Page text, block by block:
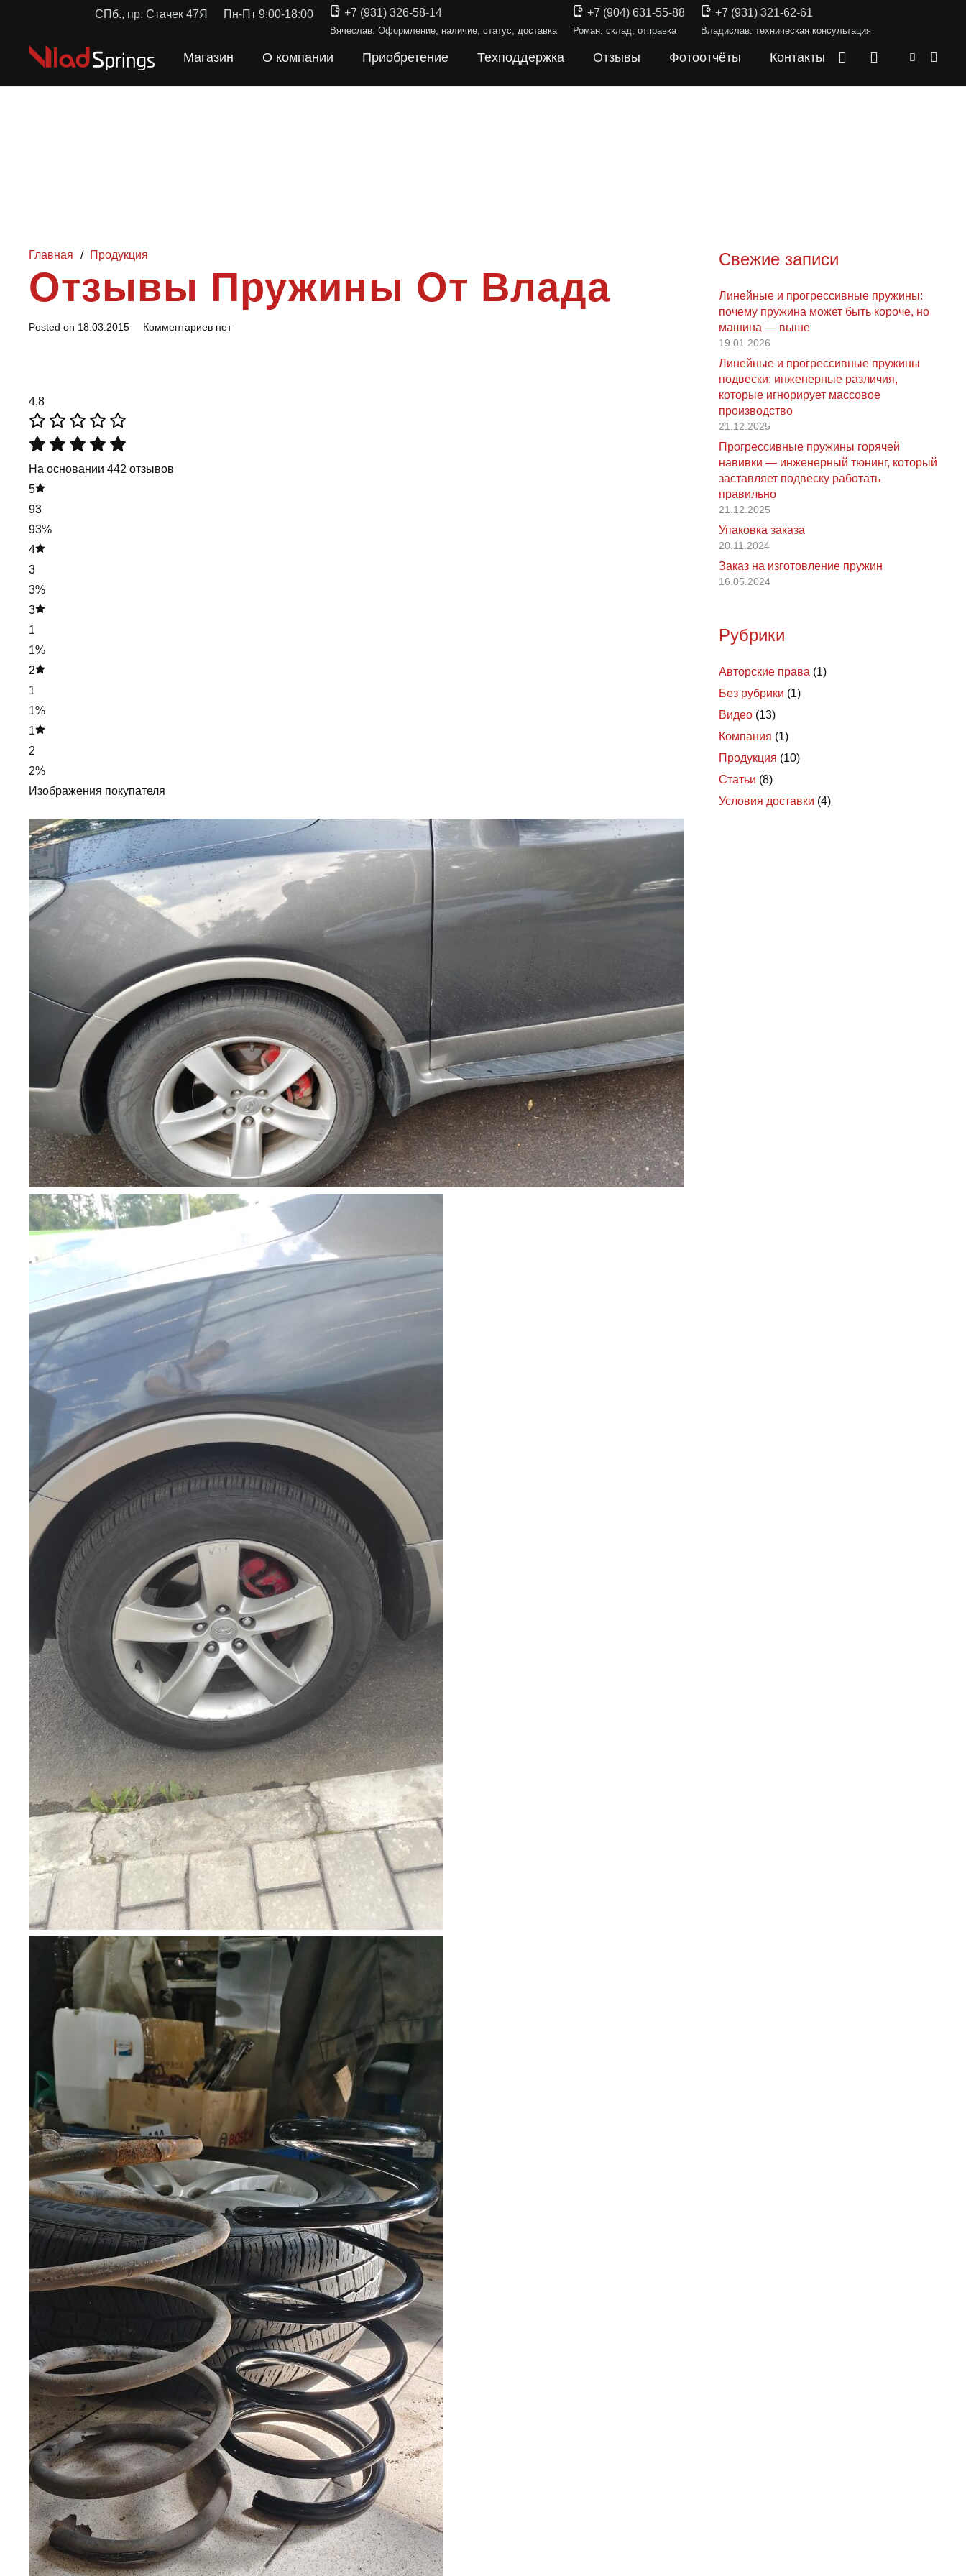
СПб., пр. Стачек 47Я Пн-Пт 9:00-18:00 +7 (931) 326-58-14
Вячеслав: Оформление, наличие, статус, доставка
+7 (904) 631-55-88
Роман: склад, отправка
+7 (931) 321-62-61
Владислав: техническая консультация
Магазин О компании Приобретение Техподдержка Отзывы Фотоотчёты Контакты
Главная / Продукция
Отзывы Пружины От Влада
Posted on 18.03.2015 Комментариев нет
4,8
На основании 442 отзывов
5
93
93%
4
3
3%
3
1
1%
2
1
1%
1
2
2%
Изображения покупателя
Свежие записи
Линейные и прогрессивные пружины:
почему пружина может быть короче, но
машина — выше
19.01.2026
Линейные и прогрессивные пружины
подвески: инженерные различия,
которые игнорирует массовое
производство
21.12.2025
Прогрессивные пружины горячей
навивки — инженерный тюнинг, который
заставляет подвеску работать
правильно
21.12.2025
Упаковка заказа
20.11.2024
Заказ на изготовление пружин
16.05.2024
Рубрики
Авторские права (1)
Без рубрики (1)
Видео (13)
Компания (1)
Продукция (10)
Статьи (8)
Условия доставки (4)